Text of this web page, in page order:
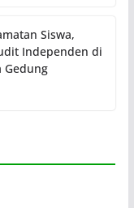
Siswa,
Independen di
Gedung